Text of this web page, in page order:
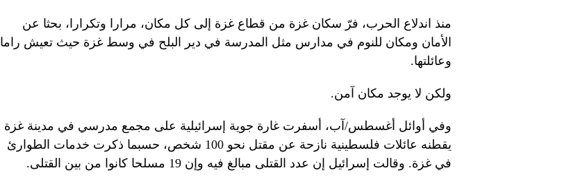
منذ اندلاع الحرب، فرّ سكان غزة من قطاع غزة إلى كل مكان، مرارا وتكرارا، بحثا عن
الأمان ومكان للنوم في مدارس مثل المدرسة في دير البلح في وسط غزة حيث تعيش راما
وعائلتها.
ولكن لا يوجد مكان آمن.
وفي أوائل أغسطس/آب، أسفرت غارة جوية إسرائيلية على مجمع مدرسي في مدينة غزة
يقطنه عائلات فلسطينية نازحة عن مقتل نحو 100 شخص، حسبما ذكرت خدمات الطوارئ
في غزة. وقالت إسرائيل إن عدد القتلى مبالغ فيه وإن 19 مسلحا كانوا من بين القتلى.